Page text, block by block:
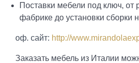
Поставки мебели под ключ, от
фабрике до установки сборки
оф. сайт: http://
Заказать мебель из Италии